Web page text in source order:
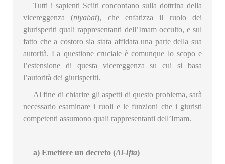
Tutti i sapienti Sciiti concordano sulla dottrina della
vicereggenza (niyabat), che enfatizza il ruolo dei
giurisperiti quali rappresentanti dell’Imam occulto, e sul
fatto che a costoro sia stata affidata una parte della sua
autorità. La questione cruciale è comunque lo scopo e
l’estensione di questa vicereggenza su cui si basa
l’autorità dei giurisperiti.
Al fine di chiarire gli aspetti di questo problema, sarà
necessario esaminare i ruoli e le funzioni che i giuristi
competenti assumono quali rappresentanti dell’Imam.
a) Emettere un decreto (Al-Ifta)